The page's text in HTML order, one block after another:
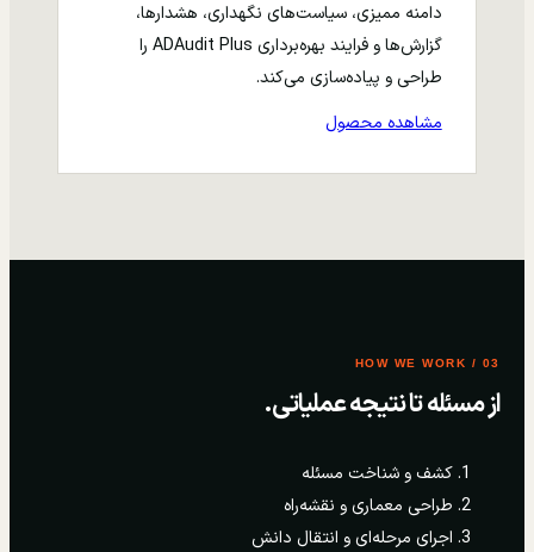
دامنه ممیزی، سیاست‌های نگهداری، هشدارها،
گزارش‌ها و فرایند بهره‌برداری ADAudit Plus را
طراحی و پیاده‌سازی می‌کند.
مشاهده محصول
03 / HOW WE WORK
از مسئله تا نتیجه عملیاتی.
کشف و شناخت مسئله
طراحی معماری و نقشه‌راه
اجرای مرحله‌ای و انتقال دانش